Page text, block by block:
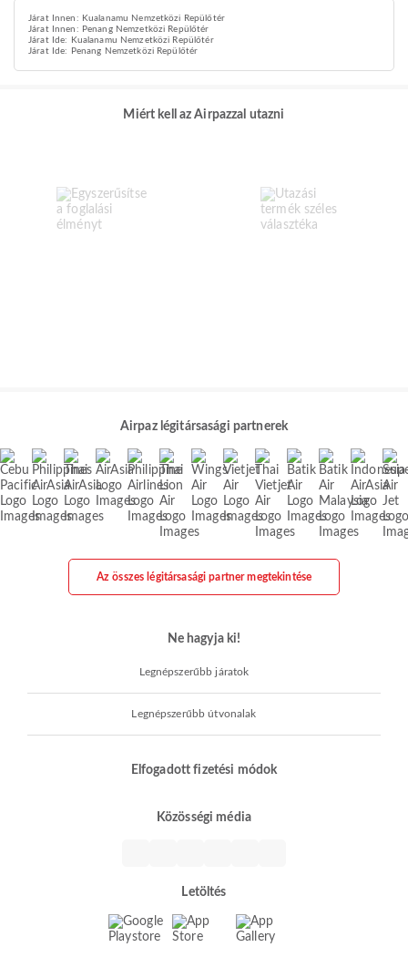
Járat Innen: Kualanamu Nemzetközi Repülőtér
Járat Innen: Penang Nemzetközi Repülőtér
Járat Ide: Kualanamu Nemzetközi Repülőtér
Járat Ide: Penang Nemzetközi Repülőtér
Miért kell az Airpazzal utazni
Airpaz légitársasági partnerek
Az összes légitársasági partner megtekintése
Ne hagyja ki!
Legnépszerűbb járatok
Legnépszerűbb útvonalak
Elfogadott fizetési módok
Közösségi média
Letöltés